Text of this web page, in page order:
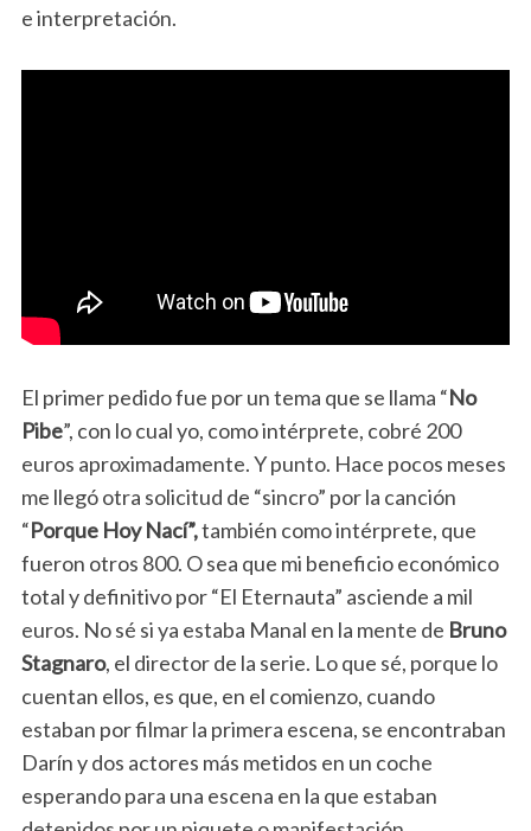
e interpretación.
El primer pedido fue por un tema que se llama “No
Pibe”, con lo cual yo, como intérprete, cobré 200
euros aproximadamente. Y punto. Hace pocos meses
me llegó otra solicitud de “sincro” por la canción
“Porque Hoy Nací”,también como intérprete, que
fueron otros 800. O sea que mi beneficio económico
total y definitivo por “El Eternauta” asciende a mil
euros. No sé si ya estaba Manal en la mente de Bruno
Stagnaro, el director de la serie. Lo que sé, porque lo
cuentan ellos, es que, en el comienzo, cuando
estaban por filmar la primera escena, se encontraban
Darín y dos actores más metidos en un coche
esperando para una escena en la que estaban